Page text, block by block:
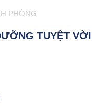
PHÒNG
TUYỆT VỜI